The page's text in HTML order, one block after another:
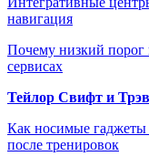
навигация
Почему низкий порог
сервисах
Тейлор Свифт и
Как носимые гаджеты
после тренировок